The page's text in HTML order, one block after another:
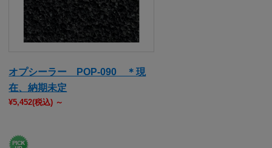
オプシーラー POP-090 ＊現
在、納期未定
¥5,452(税込) ～